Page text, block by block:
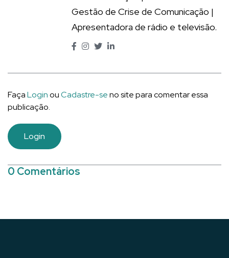
Gestão de Crise de Comunicação |
Apresentadora de rádio e televisão.
FaçaLoginouCadastre-seno site para comentar essa
publicação.
Login
0 Comentários